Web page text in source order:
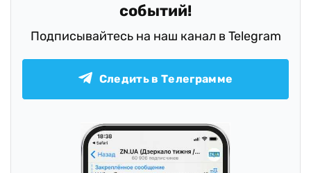
событий!
Подписывайтесь на наш канал в Telegram
Следить в Телеграмме